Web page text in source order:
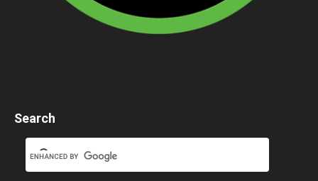
Search